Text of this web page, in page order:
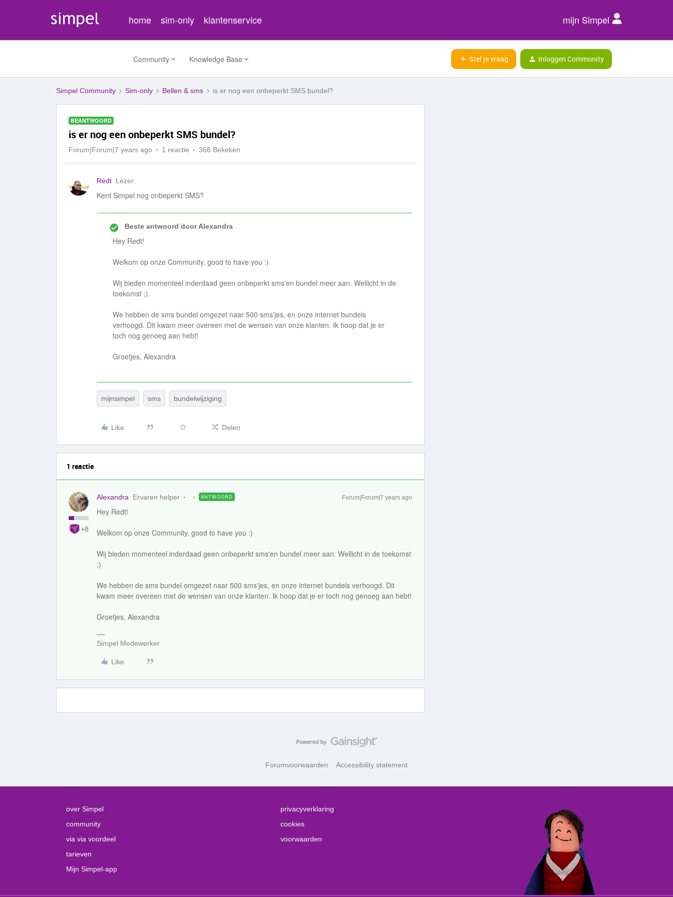
home sim-only klantenservice mijn Simpel
Community Knowledge Base Stel je vraag Inloggen Community
Simpel Community Sim-only Bellen & sms is er nog een onbeperkt SMS bundel?
BEANTWOORD
is er nog een onbeperkt SMS bundel?
Forum|Forum|7 years ago 1 reactie 368 Bekeken
Redt Lezer
Kent Simpel nog onbeperkt SMS?
Beste antwoord doorAlexandra
Hey Redt!
Welkom op onze Community, good to have you :)
Wij bieden momenteel inderdaad geen onbeperkt sms'en bundel meer aan. Wellicht in de
toekomst ;)
We hebben de sms bundel omgezet naar 500 sms'jes, en onze internet bundels
verhoogd. Dit kwam meer overeen met de wensen van onze klanten. Ik hoop dat je er
toch nog genoeg aan hebt!
Groetjes, Alexandra
mijnsimpel sms bundelwijziging
Like Delen
1 reactie
+8
Alexandra Ervaren helper ANTWOORD Forum|Forum|7 years ago
Hey Redt!
Welkom op onze Community, good to have you :)
Wij bieden momenteel inderdaad geen onbeperkt sms'en bundel meer aan. Wellicht in de toekomst
;)
We hebben de sms bundel omgezet naar 500 sms'jes, en onze internet bundels verhoogd. Dit
kwam meer overeen met de wensen van onze klanten. Ik hoop dat je er toch nog genoeg aan hebt!
Groetjes, Alexandra
Simpel Medewerker
Like
Forumvoorwaarden Accessibility statement
over Simpel
community
via via voordeel
tarieven
Mijn Simpel-app
privacyverklaring
cookies
voorwaarden